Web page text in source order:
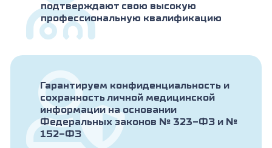
подтверждают свою высокую
профессиональную квалификацию
Гарантируем конфиденциальность и
сохранность личной медицинской
информации на основании
Федеральных законов № 323-ФЗ и №
152-ФЗ